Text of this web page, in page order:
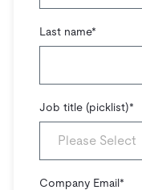
Last name*
Job title (picklist)*
Company Email*